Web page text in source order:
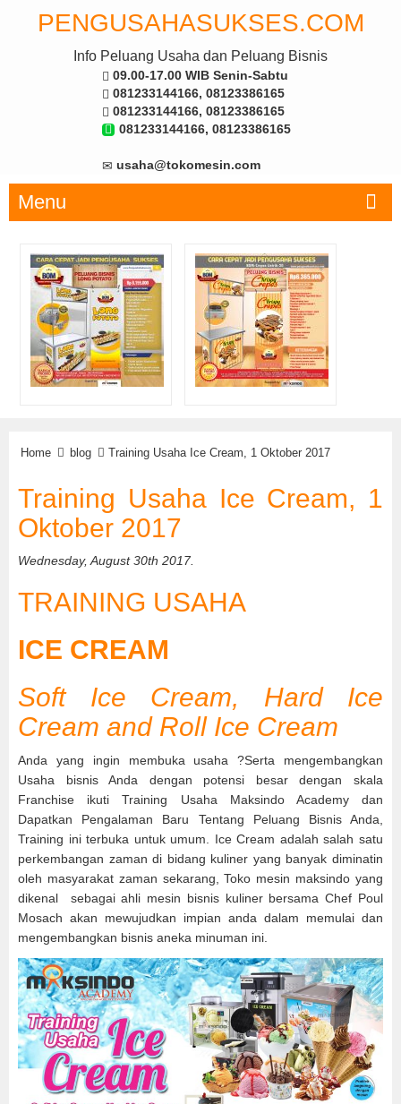
PENGUSAHASUKSES.COM
Info Peluang Usaha dan Peluang Bisnis
09.00-17.00 WIB Senin-Sabtu
081233144166, 08123386165
081233144166, 08123386165
081233144166, 08123386165
usaha@tokomesin.com
Menu
Home blog Training Usaha Ice Cream, 1 Oktober 2017
Training Usaha Ice Cream, 1
Oktober 2017
Wednesday, August 30th 2017.
TRAINING USAHA
ICE CREAM
Soft Ice Cream, Hard Ice
Cream and Roll Ice Cream
Anda yang ingin membuka usaha ?Serta mengembangkan
Usaha bisnis Anda dengan potensi besar dengan skala
Franchise ikuti Training Usaha Maksindo Academy dan
Dapatkan Pengalaman Baru Tentang Peluang Bisnis Anda,
Training ini terbuka untuk umum. Ice Cream adalah salah satu
perkembangan zaman di bidang kuliner yang banyak diminatin
oleh masyarakat zaman sekarang, Toko mesin maksindo yang
dikenal sebagai ahli mesin bisnis kuliner bersama Chef Poul
Mosach akan mewujudkan impian anda dalam memulai dan
mengembangkan bisnis aneka minuman ini.